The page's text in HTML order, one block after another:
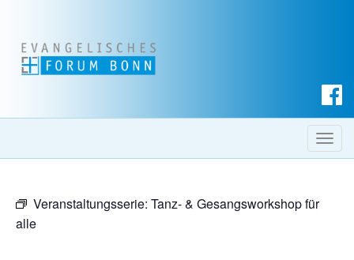
c
h T
o
Veranstaltungsserie: Tanz- & Gesangsworkshop für
alle